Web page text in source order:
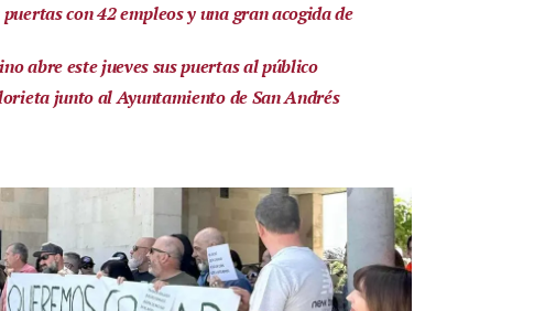
con 42 empleos y una gran acogida de
abre este jueves sus puertas al público
junto al Ayuntamiento de San Andrés